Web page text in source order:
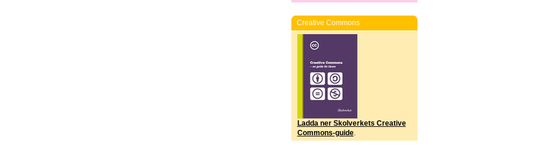
Creative Commons
Ladda ner Skolverkets Creative
Commons-guide.